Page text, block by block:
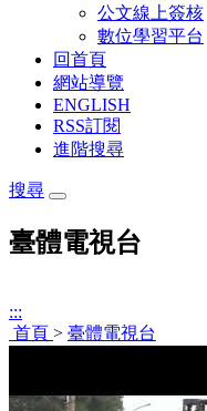
公文線上簽核
數位學習平台
回首頁
網站導覽
ENGLISH
RSS訂閱
進階搜尋
搜尋
臺體電視台
:::
首頁 > 臺體電視台